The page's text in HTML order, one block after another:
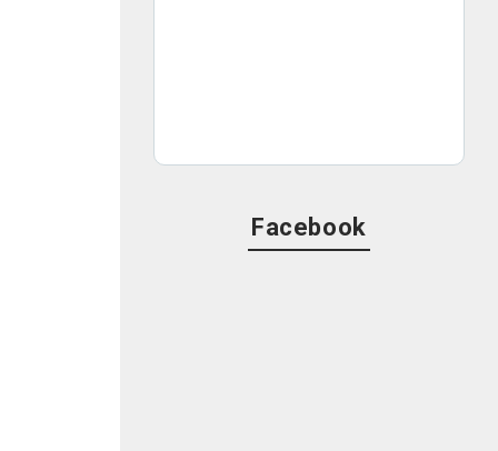
Facebook